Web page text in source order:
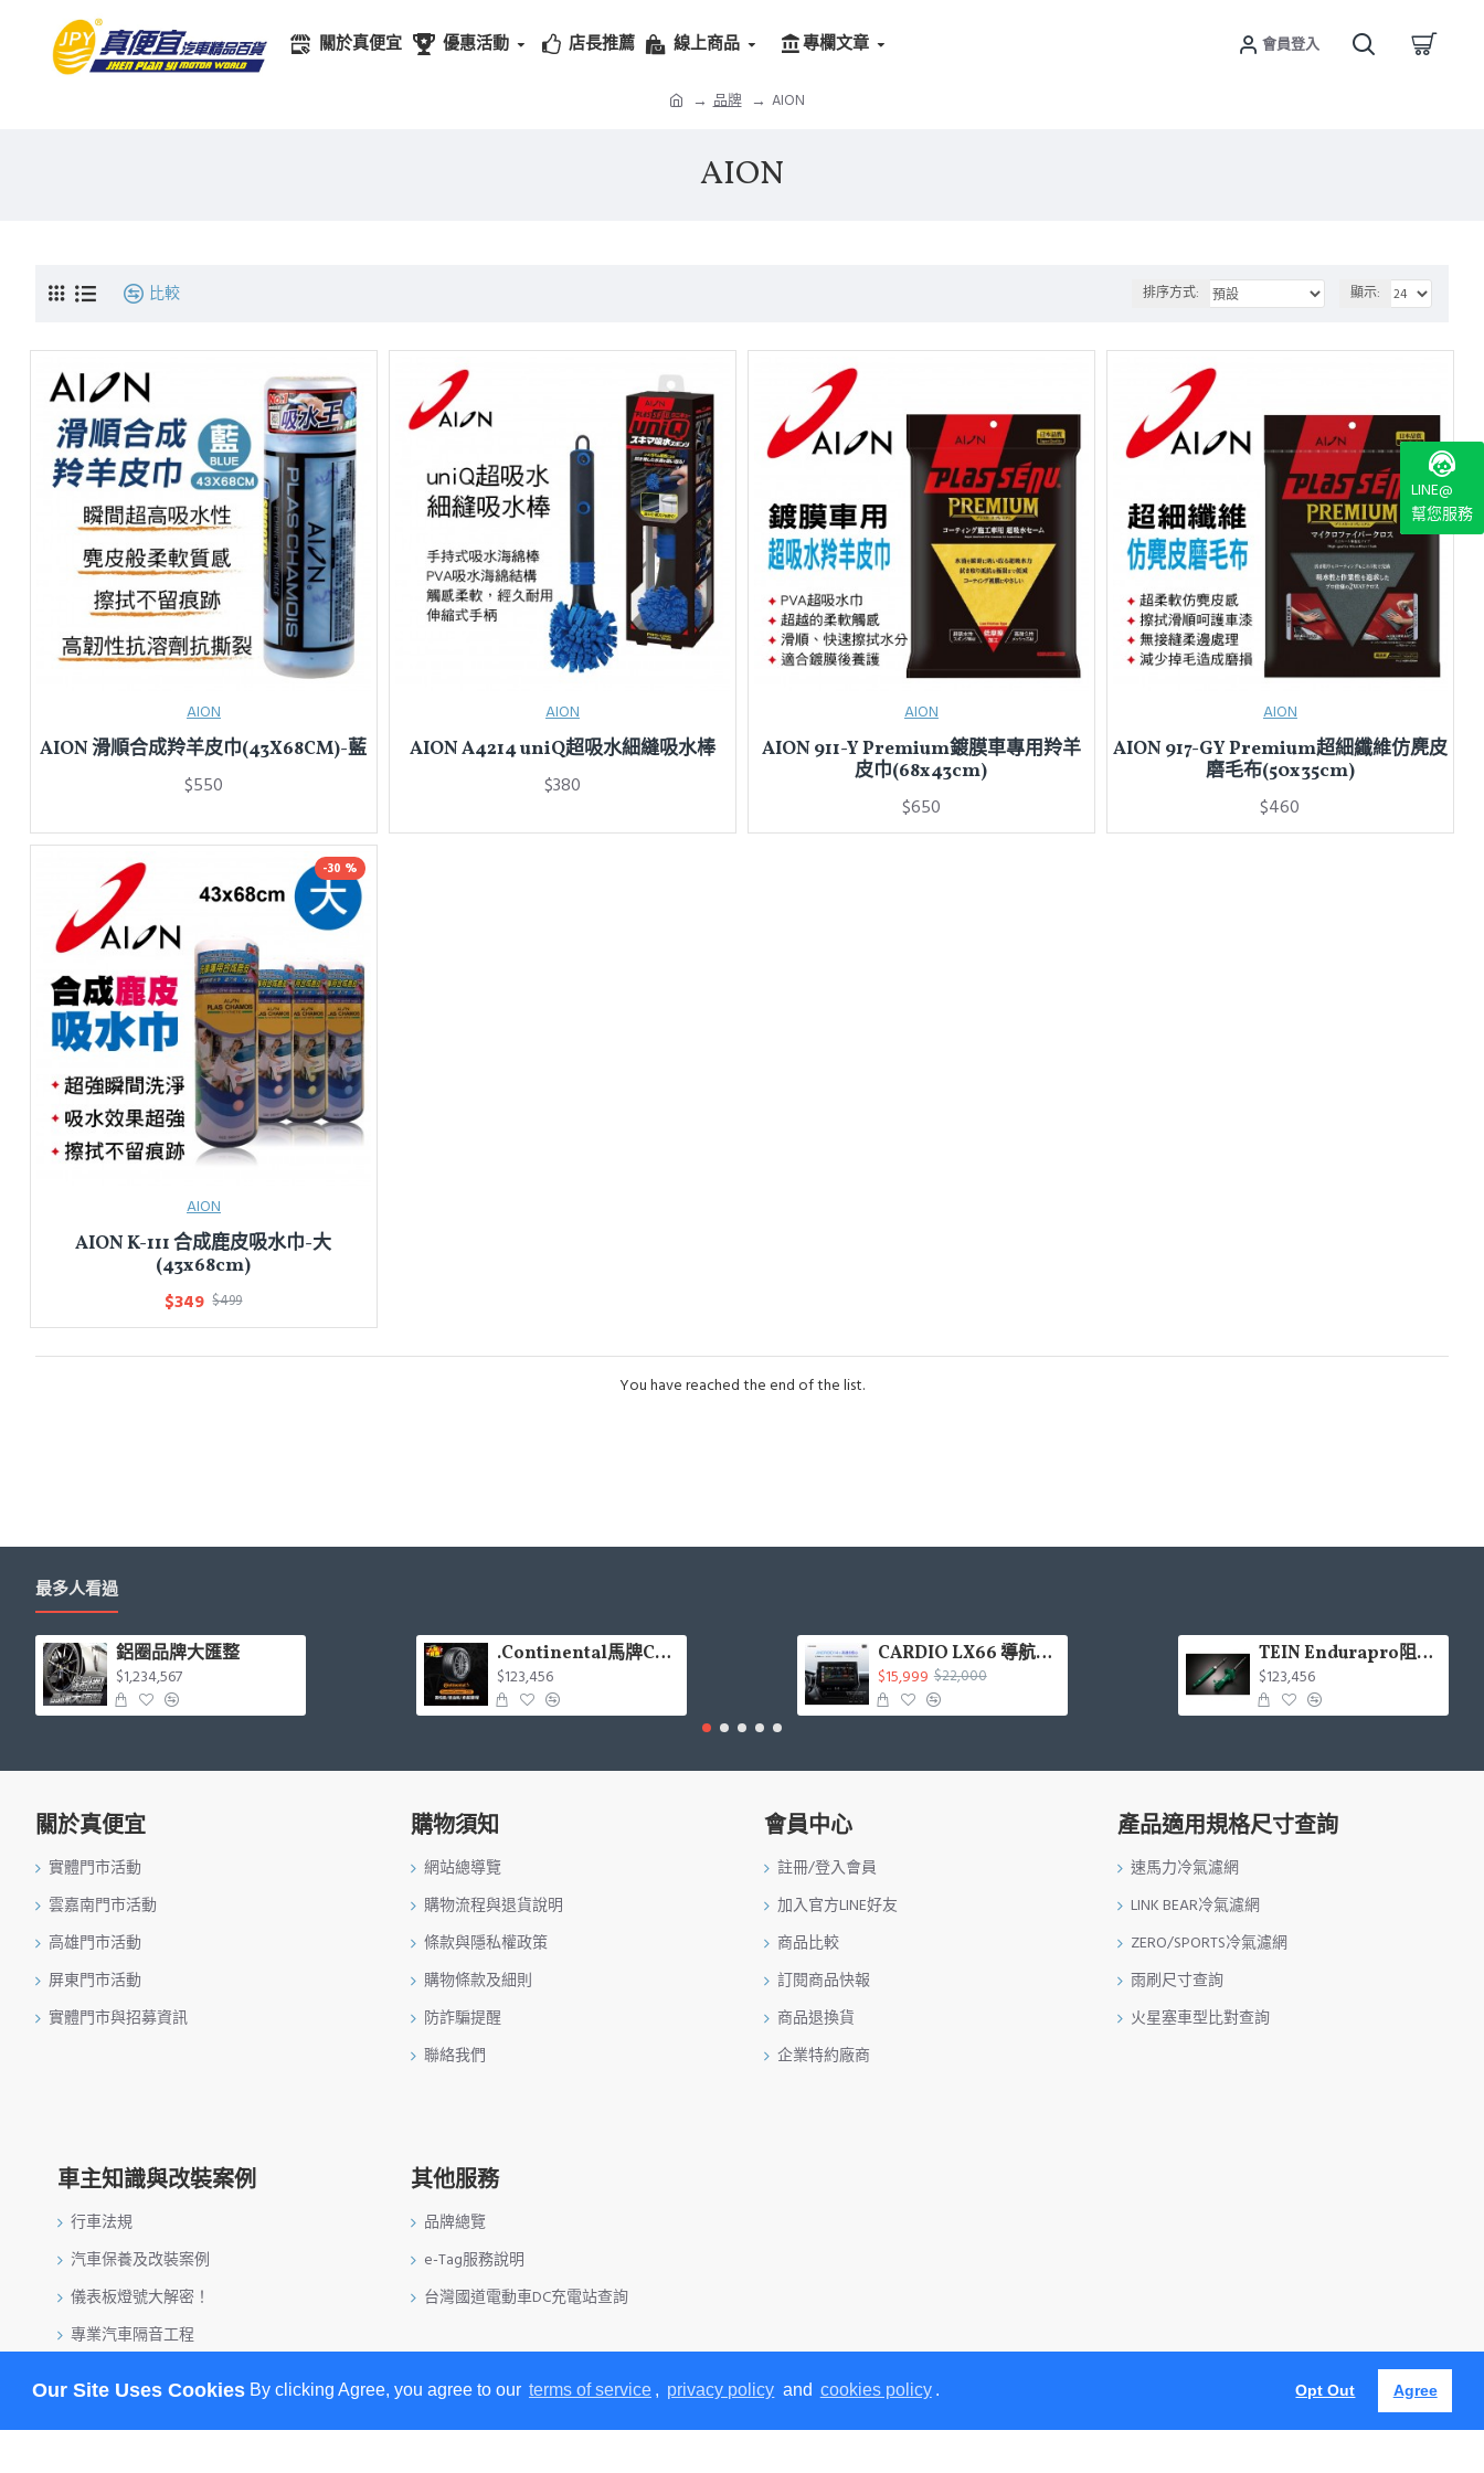
Our Site Uses Cookies By clicking Agree, you agree to our terms of service , privacy policy and cookies policy . Opt Out Agree
關於真便宜 優惠活動 店長推薦 線上商品 專欄文章 會員登入
品牌 AION
AION
比較 排序方式: 顯示:
AION
AION 滑順合成羚羊皮巾(43X68CM)-藍
$550
AION
AION A4214 uniQ超吸水細縫吸水棒
$380
AION
AION 911-Y Premium鍍膜車專用羚羊
皮巾(68x43cm)
$650
AION
AION 917-GY Premium超細纖維仿麂皮
磨毛布(50x35cm)
$460
-30 %
AION
AION K-111 合成鹿皮吸水巾-大
(43x68cm)
$349 $499
You have reached the end of the list.
最多人看過
鋁圈品牌大匯整
$1,234,567
.Continental馬牌CCK輪胎特價專區
$123,456
CARDIO LX66 導航Hi-Res款安卓機 4+64G 8核(9吋/10.1吋)含安裝(面板框另計)
$15,999 $22,000
TEIN Endurapro阻尼固定式原廠型避震器適用車型一覽表
$123,456
關於真便宜
實體門市活動
雲嘉南門市活動
高雄門市活動
屏東門市活動
實體門市與招募資訊
購物須知
網站總導覽
購物流程與退貨說明
條款與隱私權政策
購物條款及細則
防詐騙提醒
聯絡我們
會員中心
註冊/登入會員
加入官方LINE好友
商品比較
訂閱商品快報
商品退換貨
企業特約廠商
產品適用規格尺寸查詢
速馬力冷氣濾網
LINK BEAR冷氣濾網
ZERO/SPORTS冷氣濾網
雨刷尺寸查詢
火星塞車型比對查詢
車主知識與改裝案例
行車法規
汽車保養及改裝案例
儀表板燈號大解密！
專業汽車隔音工程
其他服務
品牌總覽
e-Tag服務說明
台灣國道電動車DC充電站查詢
LINE@
幫您服務